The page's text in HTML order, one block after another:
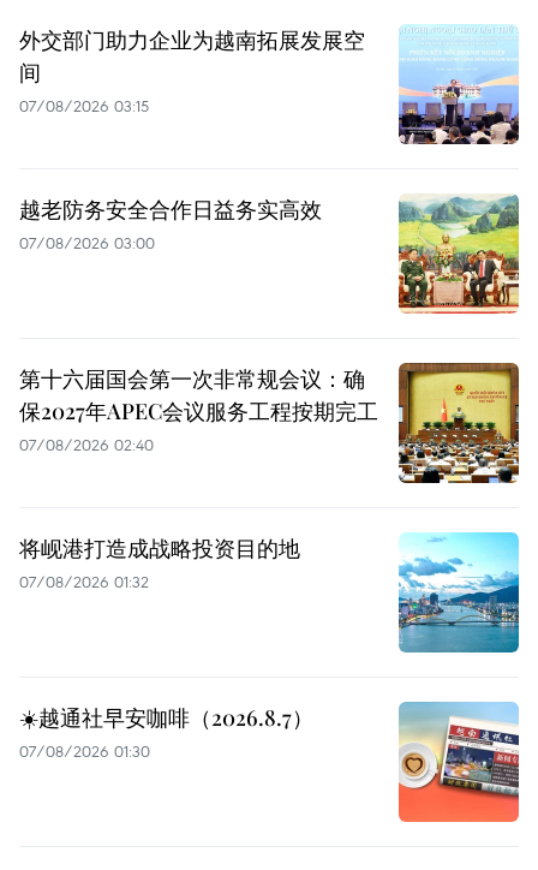
外交部门助力企业为越南拓展发展空
间
07/08/2026 03:15
越老防务安全合作日益务实高效
07/08/2026 03:00
第十六届国会第一次非常规会议：确
保2027年APEC会议服务工程按期完工
07/08/2026 02:40
将岘港打造成战略投资目的地
07/08/2026 01:32
☀️越通社早安咖啡（2026.8.7）
07/08/2026 01:30